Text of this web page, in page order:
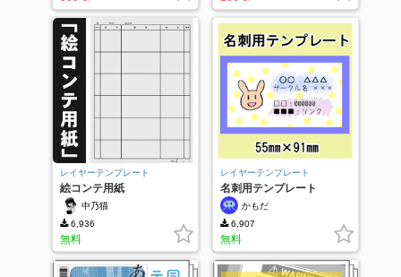
レイヤーテンプレート
絵コンテ用紙
中乃猫
6,936
無料
レイヤーテンプレート
名刺用テンプレート
かもだ
6,907
無料